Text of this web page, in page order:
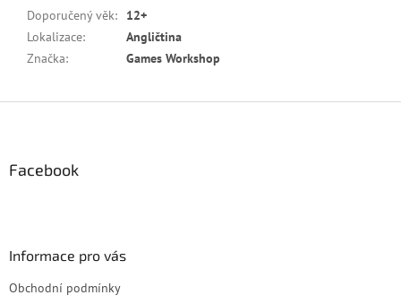
Doporučený věk:
12+
Lokalizace:
Angličtina
Značka: Games Workshop
Facebook
Informace pro vás
Obchodní podmínky